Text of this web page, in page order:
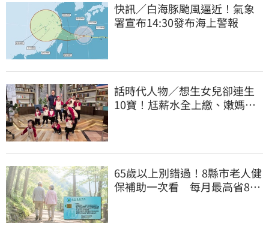
快訊／白海豚颱風逼近！氣象
署宣布14:30發布海上警報
話時代人物／想生女兒卻連生
10寶！尪薪水全上繳、嫩媽吐
65歲以上別錯過！8縣市老人健
保補助一次看 每月最高省826